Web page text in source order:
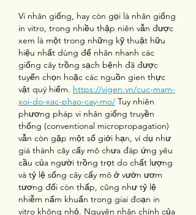
Vi nhân giống, hay còn gọi là nhân giống
in vitro, trong nhiều thập niên vẫn được
xem là một trong những kỹ thuật hữu
hiệu nhất dùng để nhân nhanh các
giống cây trồng sạch bệnh đã được
tuyển chọn hoặc các nguồn gien thực
vật quý hiếm. https://vigen.vn/cuc-mam-
xoi-do-xac-phao-cay-mo/ Tuy nhiên
phương pháp vi nhân giống truyền
thống (conventional micropropagation)
vẫn còn gặp một số giới hạn, ví dụ như
giá thành cây cấy mô chưa đáp ứng yêu
cầu của người trồng trọt do chất lượng
và tỷ lệ sống cây cấy mô ở vườn ươm
tương đối còn thấp, cũng như tỷ lệ
nhiễm nấm khuẩn trong giai đoạn in
vitro không nhỏ. Nguyên nhân chính của